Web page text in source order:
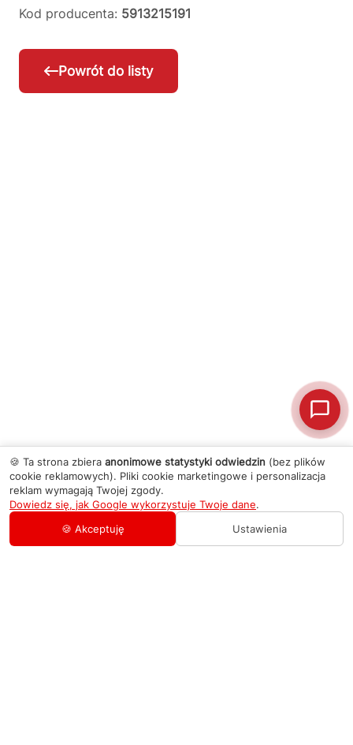
Kod producenta: 5913215191
Powrót do listy
🍪 Ta strona zbiera anonimowe statystyki odwiedzin (bez plików
cookie reklamowych). Pliki cookie marketingowe i personalizacja
reklam wymagają Twojej zgody.
Dowiedz się, jak Google wykorzystuje Twoje dane.
🍪 Akceptuję
Ustawienia